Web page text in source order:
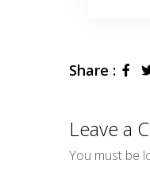
Share :
Leave a
You must be